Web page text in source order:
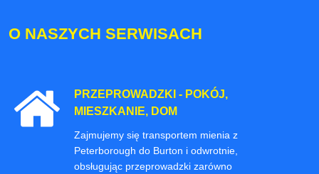
O NASZYCH SERWISACH
PRZEPROWADZKI - POKÓJ,
MIESZKANIE, DOM
Zajmujemy się transportem mienia z
Peterborough do Burton i odwrotnie,
obsługując przeprowadzki zarówno